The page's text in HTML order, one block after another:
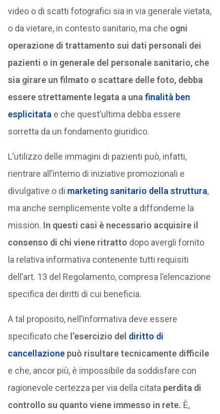
video o di scatti fotografici sia in via generale vietata,
o da vietare, in contesto sanitario, ma che ogni
operazione di trattamento sui dati personali dei
pazienti o in generale del personale sanitario, che
sia girare un filmato o scattare delle foto, debba
essere strettamente legata a una finalità ben
esplicitata e che quest’ultima debba essere
sorretta da un fondamento giuridico.
L’utilizzo delle immagini di pazienti può, infatti,
rientrare all’interno di iniziative promozionali e
divulgative o di marketing sanitario della struttura,
ma anche semplicemente volte a diffonderne la
mission. In questi casi è necessario acquisire il
consenso di chi viene ritratto dopo avergli fornito
la relativa informativa contenente tutti requisiti
dell’art. 13 del Regolamento, compresa l’elencazione
specifica dei diritti di cui beneficia.
A tal proposito, nell’informativa deve essere
specificato che l’esercizio del diritto di
cancellazionepuò risultare tecnicamente difficile
e che, ancor più, è impossibile da soddisfare con
ragionevole certezza per via della citata perdita di
controllo su quanto viene immesso in rete. È,